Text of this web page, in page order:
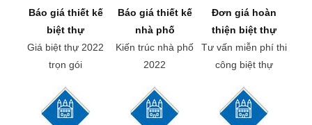
Báo giá thiết kế
biệt thự
Giá biệt thự 2022
trọn gói
Báo giá thiết kế
nhà phố
Kiến trúc nhà phố
2022
Đơn giá hoàn
thiện biệt thự
Tư vấn miễn phí thi
công biệt thự